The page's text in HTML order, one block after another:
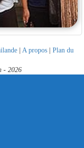
| A propos | Plan du
- 2026